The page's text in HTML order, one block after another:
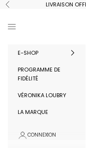
Passer au contenu
Précédent LIVRAISON
Menu
E-SHOP
PROGRAMME DE
FIDÉLITÉ
VÉRONIKA LOUBRY
LA MARQUE
CONNEXION